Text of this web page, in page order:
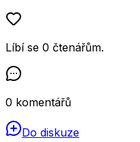
Líbí se 0 čtenářům.
0 komentářů
Do diskuze